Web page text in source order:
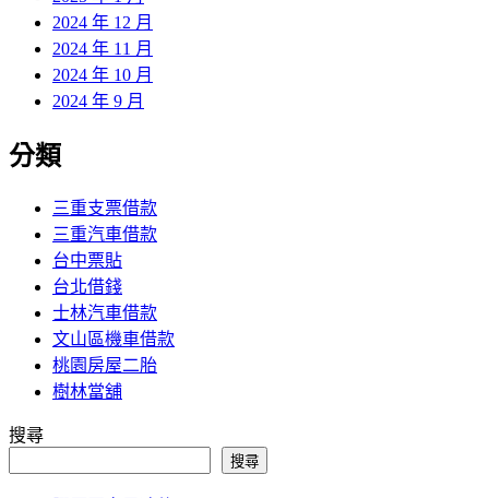
2024 年 12 月
2024 年 11 月
2024 年 10 月
2024 年 9 月
分類
三重支票借款
三重汽車借款
台中票貼
台北借錢
士林汽車借款
文山區機車借款
桃園房屋二胎
樹林當舖
搜尋
搜尋